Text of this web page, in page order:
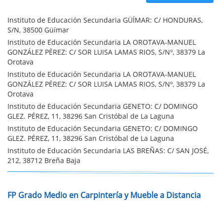
Instituto de Educación Secundaria GÜÍMAR: C/ HONDURAS,
S/N, 38500 Güímar
Instituto de Educación Secundaria LA OROTAVA-MANUEL
GONZÁLEZ PÉREZ: C/ SOR LUISA LAMAS RIOS, S/Nº, 38379 La
Orotava
Instituto de Educación Secundaria LA OROTAVA-MANUEL
GONZÁLEZ PÉREZ: C/ SOR LUISA LAMAS RIOS, S/Nº, 38379 La
Orotava
Instituto de Educación Secundaria GENETO: C/ DOMINGO
GLEZ. PÉREZ, 11, 38296 San Cristóbal de La Laguna
Instituto de Educación Secundaria GENETO: C/ DOMINGO
GLEZ. PÉREZ, 11, 38296 San Cristóbal de La Laguna
Instituto de Educación Secundaria LAS BREÑAS: C/ SAN JOSÉ,
212, 38712 Breña Baja
FP Grado Medio en Carpintería y Mueble a Distancia